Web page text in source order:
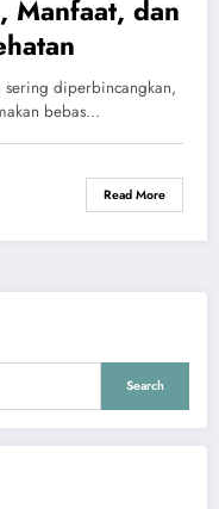
Manfaat, dan
sering diperbincangkan,
bebas…
Read More
Search